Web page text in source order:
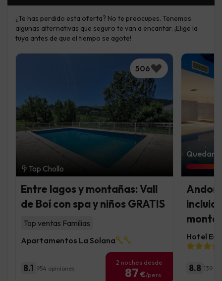
¿Te has perdido esta oferta? No te preocupes. Tenemos
algunas alternativas que seguro te van a encantar. ¡Elige la
tuya antes de que el tiempo se agote!
506
Top Chollo
Entre lagos y montañas: Vall
de Boí con spa y niños GRATIS
Top ventas Familias
Apartamentos La Solana
8.1 954 opiniones
2 noches desde
87 €/pers.
Quedan
Hotel
8.8 139